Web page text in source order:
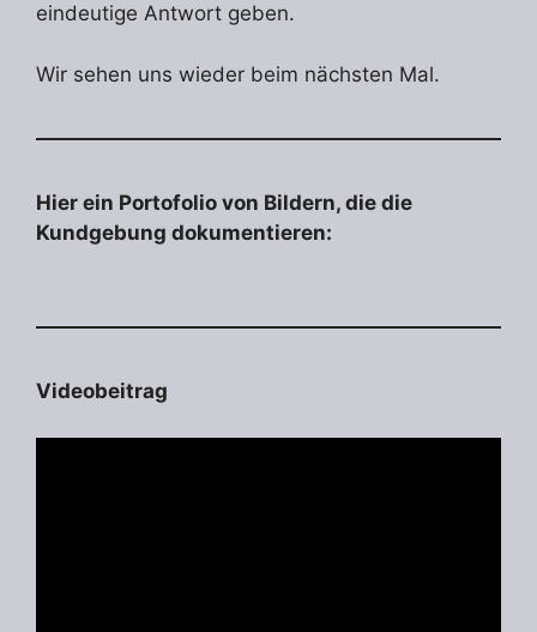
eindeutige Antwort geben.
Wir sehen uns wieder beim nächsten Mal.
Hier ein Portofolio von Bildern, die die
Kundgebung dokumentieren:
Videobeitrag